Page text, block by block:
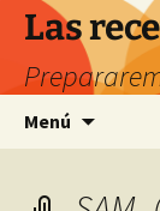
Saltar
contenido
Las
Menú